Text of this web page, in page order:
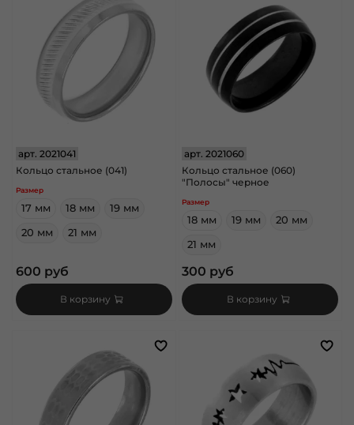
арт. 2021041
Кольцо стальное (041)
Размер
17 мм 18 мм
19 мм
20 мм
21 мм
600 руб
В корзину
арт.2021060
Кольцо стальное (060)
"Полосы" черное
Размер
18 мм 19 мм
20 мм
21 мм
300 руб
В корзину